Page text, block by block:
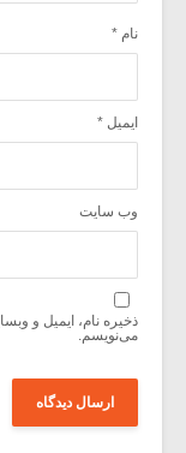
نام *
ایمیل *
وب‌ سایت
ذخیره نام، ایمیل و
می‌نویسم.